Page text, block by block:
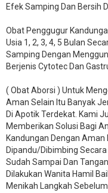
Efek Samping Dan Bersih
Obat Penggugur
Usia 1, 2, 3, 4, 5 Bulan
Samping Dengan
Berjenis Cytotec Dan
( Obat Aborsi ) Untuk
Aman Selain Itu Banyak
Di Apotik Terdekat. Kami
Memberikan Solusi Bagi
Kandungan Dengan
Dipandu/Dibimbing
Sudah Sampai Dan
Dilakukan Wanita Hamil
Menikah Langkah